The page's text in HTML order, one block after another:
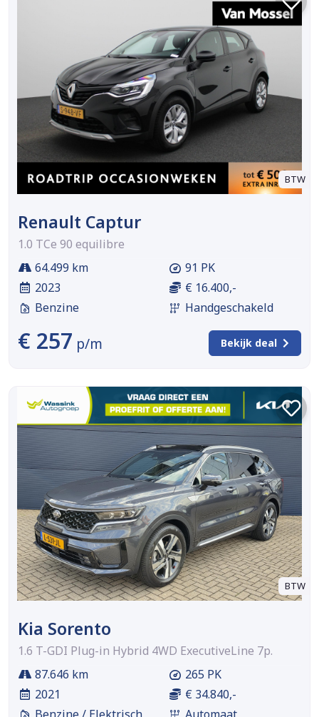
BTW
Renault Captur
1.0 TCe 90 equilibre
64.499 km
2023
Benzine
91 PK
€ 16.400,-
Handgeschakeld
€ 257 p/m Bekijk deal
BTW
Kia Sorento
1.6 T-GDI Plug-in Hybrid 4WD ExecutiveLine 7p.
87.646 km
2021
265 PK
€ 34.840,-